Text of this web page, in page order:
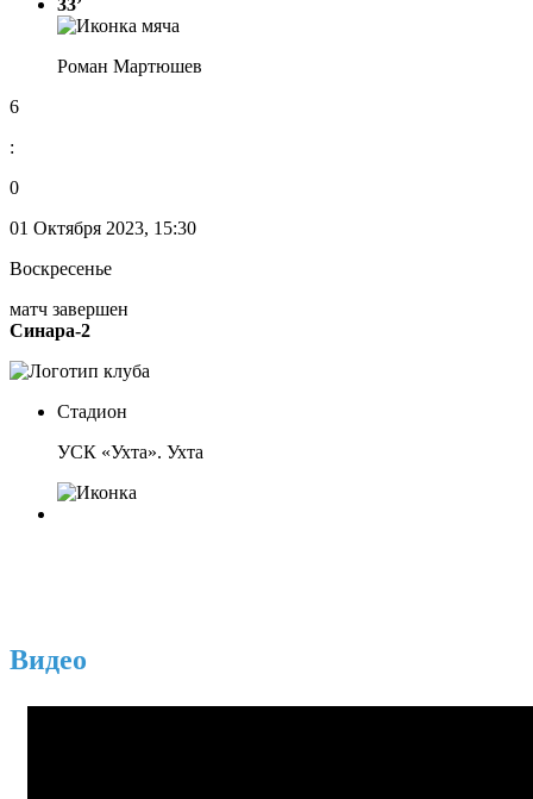
Роман Мартюшев
6
:
0
01 Октября 2023, 15:30
Воскресенье
матч завершен
Синара-2
Стадион
УСК «Ухта». Ухта
Видео